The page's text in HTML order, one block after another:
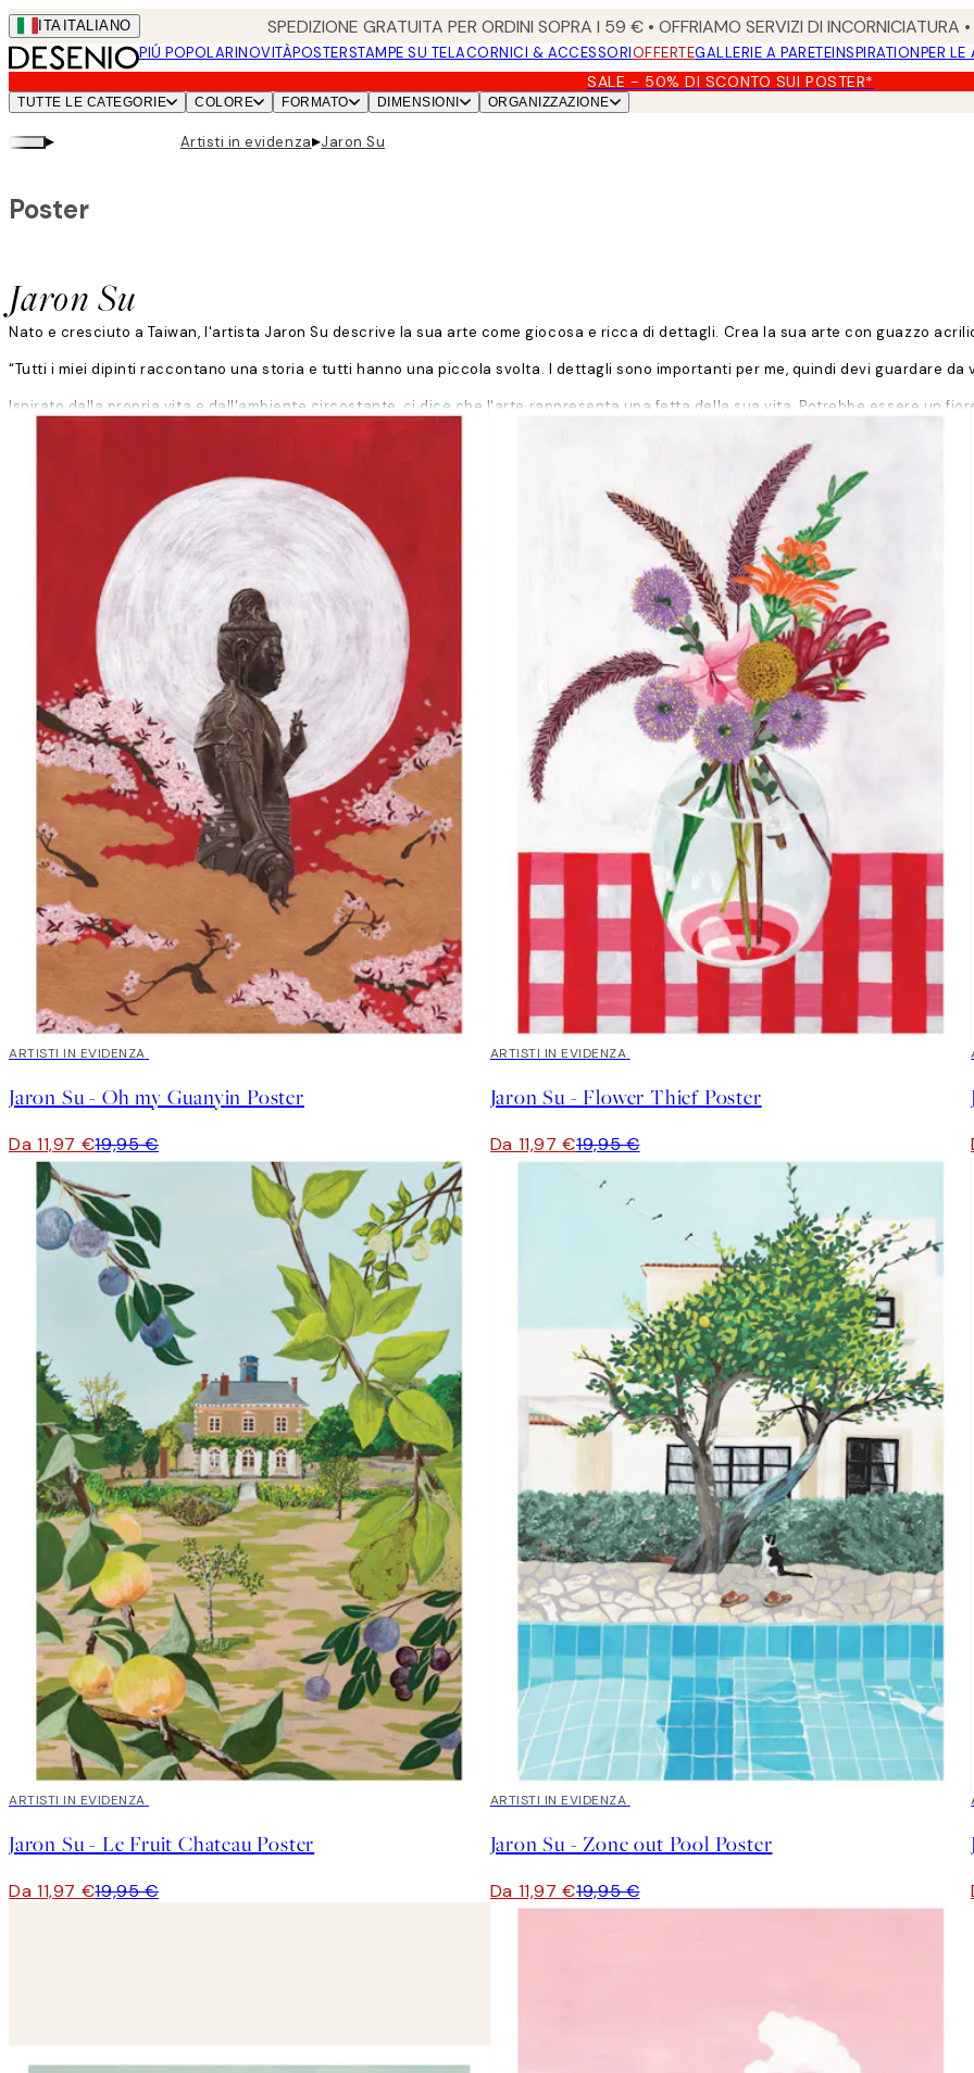
Skip
to
main
content.
ITA ITALIANO SPEDIZIONE GRATUITA PER ORDINI SOPRA I 59 € • OFFRIAMO SERVIZI DI
PIÚ POPOLARINOVITÀPOSTERSTAMPE SU TELACORNICI & ACCESSORIOFFERTEGALLERIE A PARETEINSPIRATIONPER LE
SALE - 50% DI SCONTO SUI POSTER*
TUTTE LE CATEGORIE COLORE FORMATO DIMENSIONI ORGANIZZAZIONE
▸ Artisti in evidenza▸Jaron Su
Jaron Su
Poster
Nato e cresciuto a Taiwan, l'artista Jaron Su descrive la sua arte come giocosa e ricca di dettagli. Crea la sua arte con guazzo
“Tutti i miei dipinti raccontano una storia e tutti hanno una piccola svolta. I dettagli sono importanti per me, quindi devi guardare da
Ispirato dalla propria vita e dall'ambiente circostante, ci dice che l'arte rappresenta una fetta della sua vita. Potrebbe essere un
“Sento le cose in modo molto forte e l'arte è il mio modo per far uscire i sentimenti. Voglio portare alle persone gioia, ma la gioia non
accettare l'asprezza per poter provare la gioia".
Leggi di più
40%*
ARTISTI IN EVIDENZA
Jaron Su - Oh my Guanyin Poster
Da 11,97 €19,95 €
40%*
ARTISTI IN EVIDENZA
Jaron Su - Flower Thief Poster
Da 11,97 €19,95 €
40%*
ARTISTI IN EVIDENZA
Jaron Su - Le Fruit Chateau Poster
Da 11,97 €19,95 €
40%*
ARTISTI IN EVIDENZA
Jaron Su - Zone out Pool Poster
Da 11,97 €19,95 €